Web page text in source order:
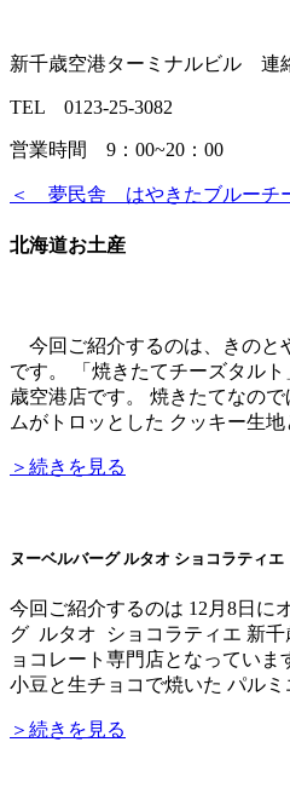
新千歳空港ターミナルビル 連
TEL 0123-25-3082
営業時間 9：00~20：00
＜ 夢民舎 はやきたブルーチ
北海道お土産
今回ご紹介するのは、きのと
です。 「焼きたてチーズタル
歳空港店です。 焼きたてなの
ムがトロッとした クッキー生地
＞続きを見る
ヌーベルバーグ ルタオ ショコラティエ
今回ご紹介するのは 12月8日に
グ ルタオ ショコラティエ 新
ョコレート専門店となってい
小豆と生チョコで焼いた パルミ
＞続きを見る